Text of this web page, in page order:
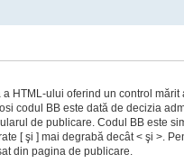
HTML-ului oferind un control
codul BB este dată de decizia
de publicare. Codul BB este
[ şi ] mai degrabă decât < şi >.
din pagina de publicare.